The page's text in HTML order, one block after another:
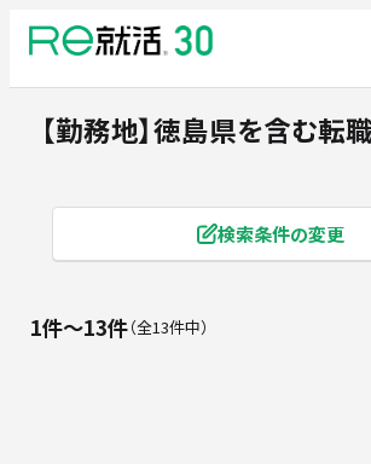
【勤務地】徳島県を含む転
検索条件の変更
1件〜13件 全13件中